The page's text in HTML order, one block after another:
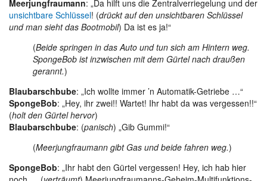
Meerjungfraumann: „Da hilft uns die Zentralverriegelung und der
unsichtbare Schlüssel! (drückt auf den unsichtbaren Schlüssel
und man sieht das Bootmobil) Da ist es ja!“
(Beide springen in das Auto und tun sich am Hintern weg.
SpongeBob ist inzwischen mit dem Gürtel nach draußen
gerannt.)
Blaubarschbube: „Ich wollte immer ’n Automatik-Getriebe …“
SpongeBob: „Hey, ihr zwei!! Wartet! Ihr habt da was vergessen!!“
(holt den Gürtel hervor)
Blaubarschbube: (panisch) „Gib Gummi!“
(Meerjungfraumann gibt Gas und beide fahren weg.)
SpongeBob: „Ihr habt den Gürtel vergessen! Hey, ich hab hier